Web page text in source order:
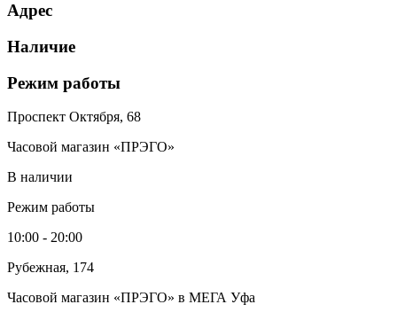
Адрес
Наличие
Режим работы
Проспект Октября, 68
Часовой магазин «ПРЭГО»
В наличии
Режим работы
10:00 - 20:00
Рубежная, 174
Часовой магазин «ПРЭГО» в МЕГА Уфа